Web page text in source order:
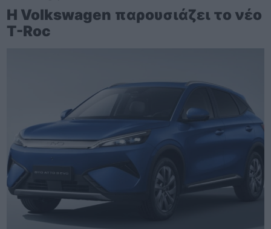
Η Volkswagen παρουσιάζει το νέο
T-Roc